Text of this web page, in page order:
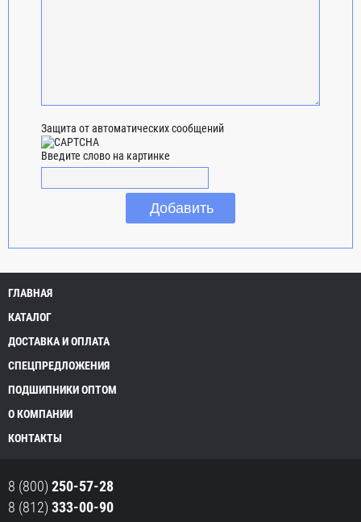
Защита от автоматических сообщений
Введите слово на картинке
ГЛАВНАЯ
КАТАЛОГ
ДОСТАВКА И ОПЛАТА
СПЕЦПРЕДЛОЖЕНИЯ
ПОДШИПНИКИ ОПТОМ
О КОМПАНИИ
КОНТАКТЫ
8 (800) 250-57-28
8 (812) 333-00-90